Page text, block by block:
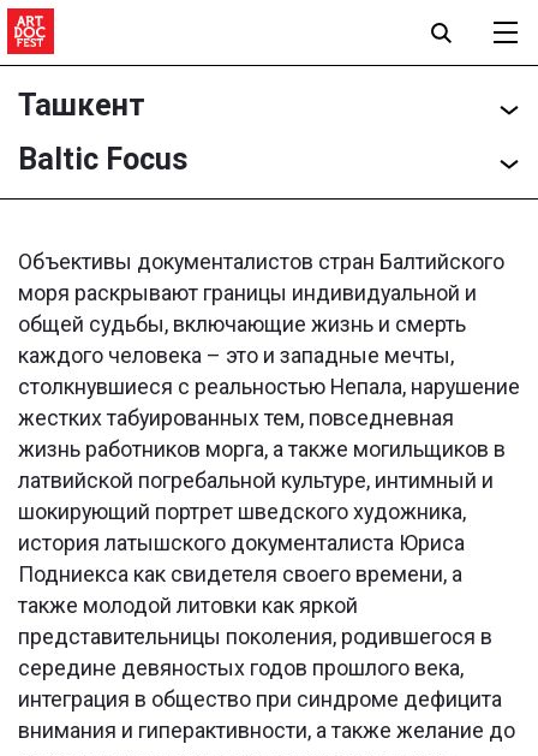
Ташкент
Baltic Focus
Объективы документалистов стран Балтийского
моря раскрывают границы индивидуальной и
общей судьбы, включающие жизнь и смерть
каждого человека – это и западные мечты,
столкнувшиеся с реальностью Непала, нарушение
жестких табуированных тем, повседневная
жизнь работников морга, а также могильщиков в
латвийской погребальной культуре, интимный и
шокирующий портрет шведского художника,
история латышского документалиста Юриса
Подниекса как свидетеля своего времени, а
также молодой литовки как яркой
представительницы поколения, родившегося в
середине девяностых годов прошлого века,
интеграция в общество при синдроме дефицита
внимания и гиперактивности, а также желание до